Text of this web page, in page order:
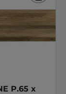
P.65 x